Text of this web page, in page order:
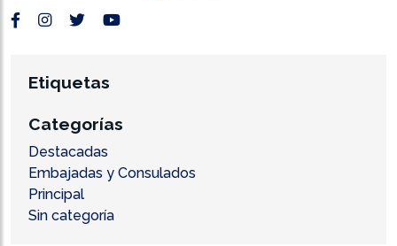
Etiquetas
Categorías
Destacadas
Embajadas y Consulados
Principal
Sin categoría